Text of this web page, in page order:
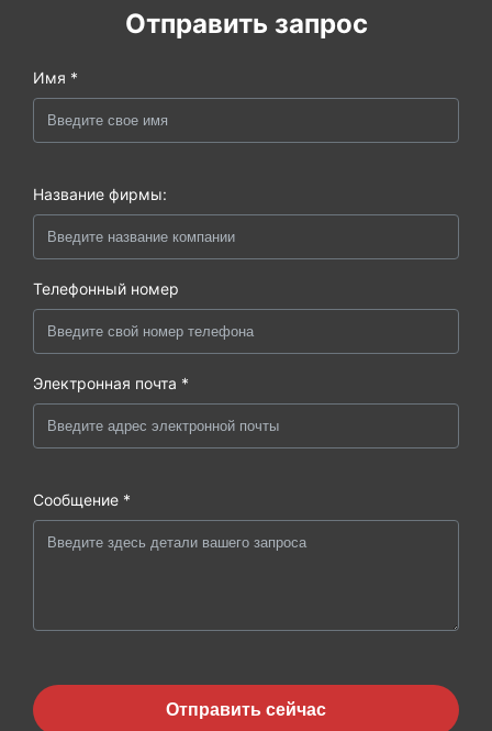
Отправить запрос
Имя *
Название фирмы:
Телефонный номер
Электронная почта *
Сообщение *
Отправить сейчас